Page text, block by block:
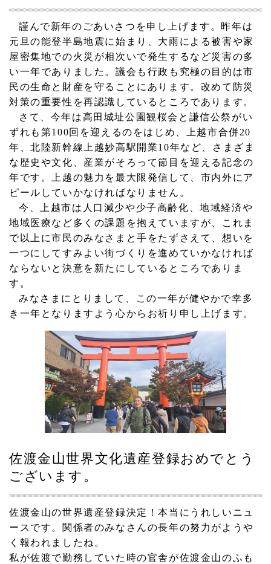
謹んで新年のごあいさつを申し上げます。昨年は
元旦の能登半島地震に始まり、大雨による被害や家
屋密集地での火災が相次いで発生するなど災害の多
い一年でありました。議会も行政も究極の目的は市
民の生命と財産を守ることにあります。改めて防災
対策の重要性を再認識しているところであります。
さて、今年は高田城址公園観桜会と謙信公祭がい
ずれも第100回を迎えるのをはじめ、上越市合併20
年、北陸新幹線上越妙高駅開業10年など、さまざま
な歴史や文化、産業がそろって節目を迎える記念の
年です。上越の魅力を最大限発信して、市内外にア
ピールしていかなければなりません。
今、上越市は人口減少や少子高齢化、地域経済や
地域医療など多くの課題を抱えていますが、これま
で以上に市民のみなさまと手をたずさえて、想いを
一つにしてすみよい街づくりを進めていかなければ
ならないと決意を新たにしているところでありま
す。
みなさまにとりまして、この一年が健やかで幸多
き一年となりますよう心からお祈り申し上げます。
佐渡金山世界文化遺産登録おめでとう
ございます。
佐渡金山の世界遺産登録決定！本当にうれしいニュ
ースです。関係者のみなさんの長年の努力がようや
く報われましたね。
私が佐渡で勤務していた時の官舎が佐渡金山のふも